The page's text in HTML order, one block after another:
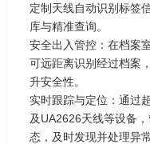
定制天线自动识别标签
库与精准查询。
安全出入管控：在档案
可远距离识别经过档案
升安全性。
实时跟踪与定位：通过
及UA2626天线等设备
态，及时发现并处理异